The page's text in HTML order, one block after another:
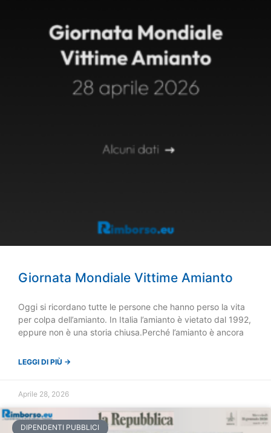
Giornata Mondiale Vittime Amianto
Oggi si ricordano tutte le persone che hanno perso la vita
per colpa dell’amianto. In Italia l’amianto è vietato dal 1992,
eppure non è una storia chiusa.Perché l’amianto è ancora
LEGGI DI PIÙ →
Aprile 28, 2026
DIPENDENTI PUBBLICI